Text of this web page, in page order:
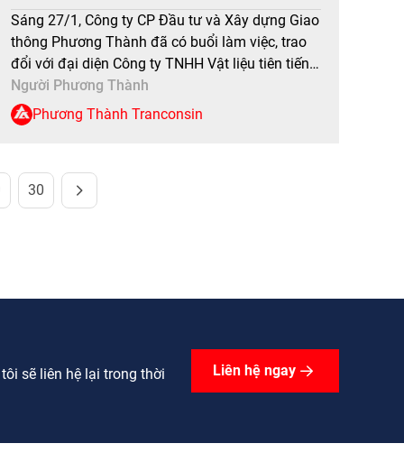
LIỆU GIAO THÔNG BỀN VỮNG
Sáng 27/1, Công ty CP Đầu tư và Xây dựng Giao
thông Phương Thành đã có buổi làm việc, trao
đổi với đại diện Công ty TNHH Vật liệu tiên tiến
Chambroad (Hải Nam) tại trụ sở Hà Nội nhằm
tìm hiểu cơ hội hợp tác, bám sát với định hướng
phát triển bền vững […]
Người Phương Thành
Phương Thành Tranconsin
30
sẽ liên hệ lại trong thời
Liên hệ ngay